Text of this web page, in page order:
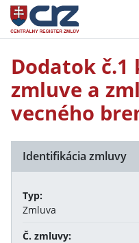
Dodatok č.1
zmluve a
vecného
Identifikácia zmluvy
Typ:
Zmluva
Č. zmluvy: